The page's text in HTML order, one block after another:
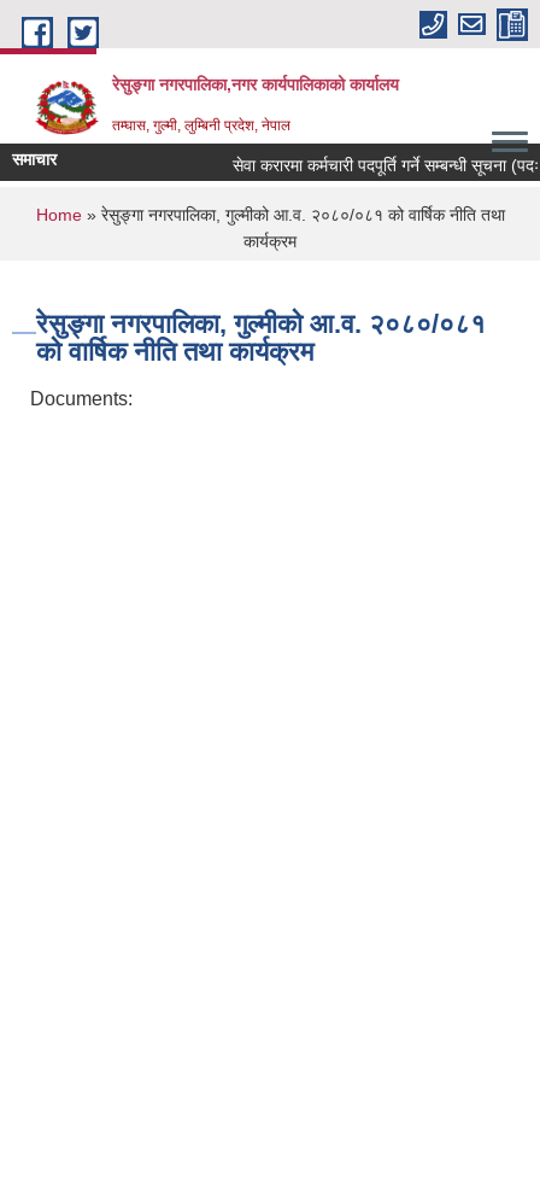
Skip to main content
रेसुङ्गा नगरपालिका,नगर कार्यपालिकाको कार्यालय
तम्घास, गुल्मी, लुम्बिनी प्रदेश, नेपाल
समाचार सेवा करारमा कर्मचारी पदपूर्ति गर्ने सम्बन्धी सूचना (पदः
You are here
Home» रेसुङ्गा नगरपालिका, गुल्मीको आ.व. २०८०/०८१ को वार्षिक नीति तथा
कार्यक्रम
रेसुङ्गा नगरपालिका, गुल्मीको आ.व. २०८०/०८१
को वार्षिक नीति तथा कार्यक्रम
Documents: